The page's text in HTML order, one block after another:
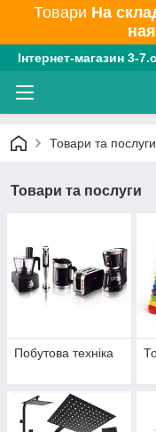
Товари На
Інтернет-магазин 3-
Товари та послуги
Товари та послуги
Побутова техніка